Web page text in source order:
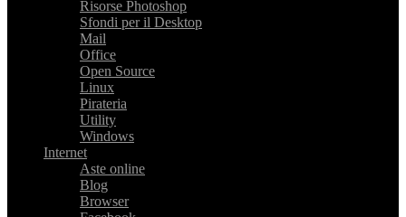
Risorse Photoshop
Sfondi per il Desktop
Mail
Office
Open Source
Linux
Pirateria
Utility
Windows
Internet
Aste online
Blog
Browser